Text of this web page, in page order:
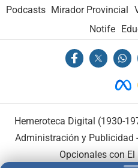
Podcasts Mirador Provincial
Notife
Hemeroteca Digital (1930-
Administración y Publicidad -
Opcionales con